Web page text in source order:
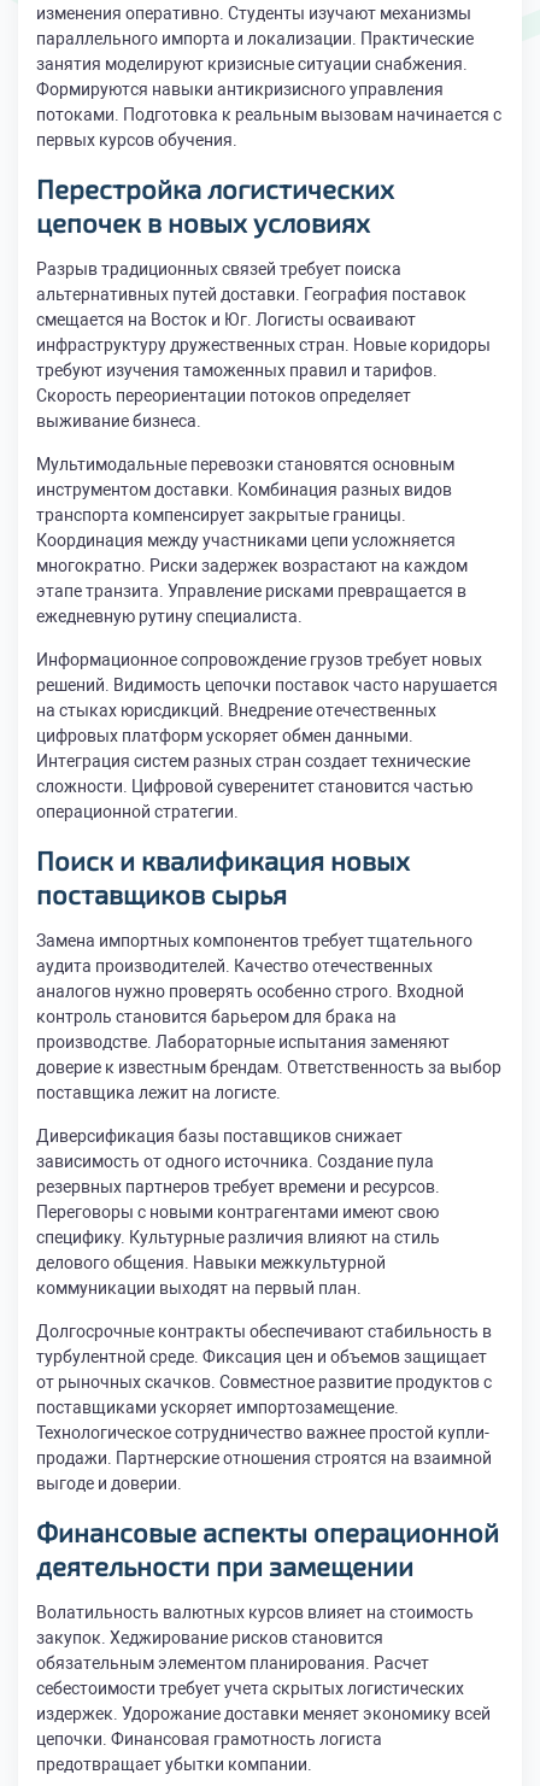
изменения оперативно. Студенты изучают механизмы
параллельного импорта и локализации. Практические
занятия моделируют кризисные ситуации снабжения.
Формируются навыки антикризисного управления
потоками. Подготовка к реальным вызовам начинается с
первых курсов обучения.
Перестройка логистических
цепочек в новых условиях
Разрыв традиционных связей требует поиска
альтернативных путей доставки. География поставок
смещается на Восток и Юг. Логисты осваивают
инфраструктуру дружественных стран. Новые коридоры
требуют изучения таможенных правил и тарифов.
Скорость переориентации потоков определяет
выживание бизнеса.
Мультимодальные перевозки становятся основным
инструментом доставки. Комбинация разных видов
транспорта компенсирует закрытые границы.
Координация между участниками цепи усложняется
многократно. Риски задержек возрастают на каждом
этапе транзита. Управление рисками превращается в
ежедневную рутину специалиста.
Информационное сопровождение грузов требует новых
решений. Видимость цепочки поставок часто нарушается
на стыках юрисдикций. Внедрение отечественных
цифровых платформ ускоряет обмен данными.
Интеграция систем разных стран создает технические
сложности. Цифровой суверенитет становится частью
операционной стратегии.
Поиск и квалификация новых
поставщиков сырья
Замена импортных компонентов требует тщательного
аудита производителей. Качество отечественных
аналогов нужно проверять особенно строго. Входной
контроль становится барьером для брака на
производстве. Лабораторные испытания заменяют
доверие к известным брендам. Ответственность за выбор
поставщика лежит на логисте.
Диверсификация базы поставщиков снижает
зависимость от одного источника. Создание пула
резервных партнеров требует времени и ресурсов.
Переговоры с новыми контрагентами имеют свою
специфику. Культурные различия влияют на стиль
делового общения. Навыки межкультурной
коммуникации выходят на первый план.
Долгосрочные контракты обеспечивают стабильность в
турбулентной среде. Фиксация цен и объемов защищает
от рыночных скачков. Совместное развитие продуктов с
поставщиками ускоряет импортозамещение.
Технологическое сотрудничество важнее простой купли-
продажи. Партнерские отношения строятся на взаимной
выгоде и доверии.
Финансовые аспекты операционной
деятельности при замещении
Волатильность валютных курсов влияет на стоимость
закупок. Хеджирование рисков становится
обязательным элементом планирования. Расчет
себестоимости требует учета скрытых логистических
издержек. Удорожание доставки меняет экономику всей
цепочки. Финансовая грамотность логиста
предотвращает убытки компании.